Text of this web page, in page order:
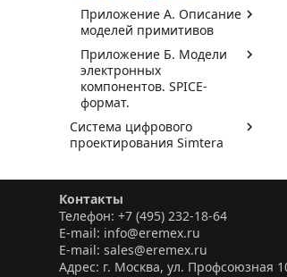
Приложение А. Описание
моделей примитивов
Приложение Б. Модели
электронных
компонентов. SPICE-
формат.
Система цифрового
проектирования Simtera
Контакты
Телефон: +7 (495) 232-18-64
E-mail: info@eremex.ru
E-mail: sales@eremex.ru
Адрес: г. Москва, ул. Профсоюзная